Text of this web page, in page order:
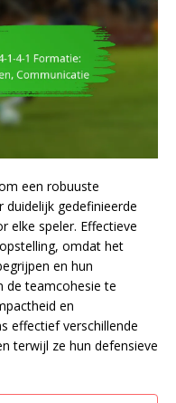
een robuuste
gedefinieerde
elke speler. Effectieve
omdat het
en hun
de teamcohesie te
en
effectief verschillende
terwijl ze hun defensieve